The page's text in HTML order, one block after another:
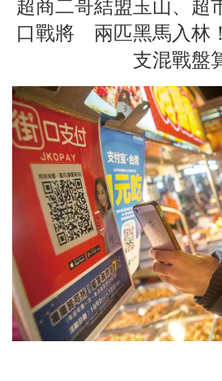
超商二哥結盟玉山、超
口戰將 兩匹黑馬入林
支混戰盤